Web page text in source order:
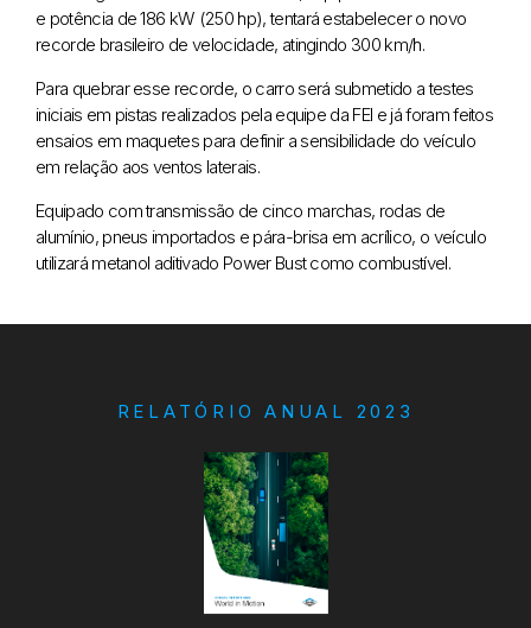
e potência de 186 kW (250 hp), tentará estabelecer o novo
recorde brasileiro de velocidade, atingindo 300 km/h.
Para quebrar esse recorde, o carro será submetido a testes
iniciais em pistas realizados pela equipe da FEI e já foram feitos
ensaios em maquetes para definir a sensibilidade do veículo
em relação aos ventos laterais.
Equipado com transmissão de cinco marchas, rodas de
alumínio, pneus importados e pára-brisa em acrílico, o veículo
utilizará metanol aditivado Power Bust como combustível.
RELATÓRIO ANUAL 2023